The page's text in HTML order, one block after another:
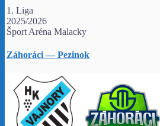
1. Liga
2025/2026
Šport Aréna Malacky
Záhoráci — Pezinok